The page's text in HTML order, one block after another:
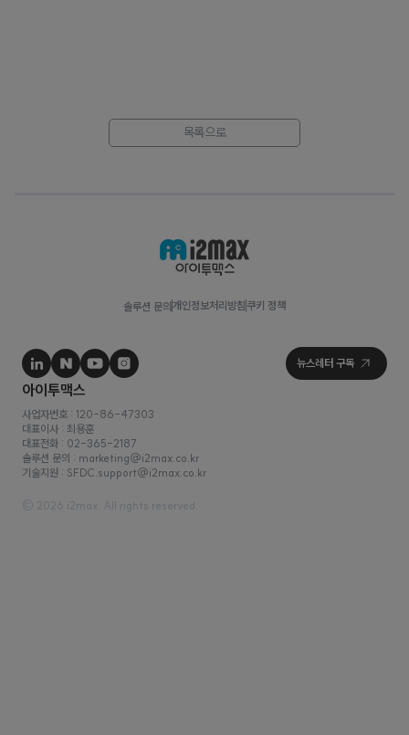
목록으로
솔루션 문의 개인정보처리방침 쿠키 정책
사업자번호 : 120-86-47303
대표이사 : 최용훈
© 2026 i2max. All rights reserved.
솔루션 문의 : marketing@i2max.co.kr
기술지원 : SFDC.support@i2max.co.kr
대표전화 : 02-365-2187